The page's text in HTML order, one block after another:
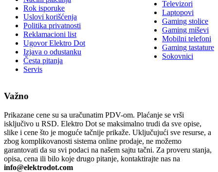
Rok isporuke
Uslovi korišćenja
Politika privatnosti
Reklamacioni list
Ugovor Elektro Dot
Izjava o odustanku
Česta pitanja
Servis
Televizori
Laptopovi
Gaming stolice
Gaming miševi
Mobilni telefoni
Gaming tastature
Sokovnici
Važno
Prikazane cene su sa uračunatim PDV-om. Plaćanje se vrši
isključivo u RSD. Elektro Dot se maksimalno trudi da sve opise,
slike i cene što je moguće tačnije prikaže. Uključujući sve resurse, a
zbog komplikovanosti sistema online prodaje, ne možemo
garantovati da su svi podaci na našem sajtu tačni. Za proveru stanja,
opisa, cena ili bilo koje drugo pitanje, kontaktirajte nas na
info@elektrodot.com